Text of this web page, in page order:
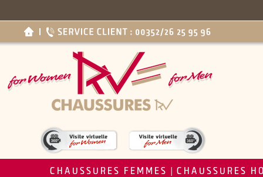
CHAUSSURES FEMMES CHAUSSURES